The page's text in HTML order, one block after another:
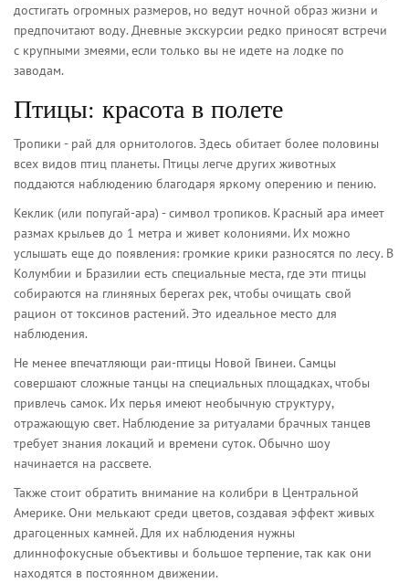
достигать огромных размеров, но ведут ночной образ жизни и
предпочитают воду. Дневные экскурсии редко приносят встречи
с крупными змеями, если только вы не идете на лодке по
заводам.
Птицы: красота в полете
Тропики - рай для орнитологов. Здесь обитает более половины
всех видов птиц планеты. Птицы легче других животных
поддаются наблюдению благодаря яркому оперению и пению.
Кеклик (или попугай-ара) - символ тропиков. Красный ара имеет
размах крыльев до 1 метра и живет колониями. Их можно
услышать еще до появления: громкие крики разносятся по лесу. В
Колумбии и Бразилии есть специальные места, где эти птицы
собираются на глиняных берегах рек, чтобы очищать свой
рацион от токсинов растений. Это идеальное место для
наблюдения.
Не менее впечатляющи раи-птицы Новой Гвинеи. Самцы
совершают сложные танцы на специальных площадках, чтобы
привлечь самок. Их перья имеют необычную структуру,
отражающую свет. Наблюдение за ритуалами брачных танцев
требует знания локаций и времени суток. Обычно шоу
начинается на рассвете.
Также стоит обратить внимание на колибри в Центральной
Америке. Они мелькают среди цветов, создавая эффект живых
драгоценных камней. Для их наблюдения нужны
длиннофокусные объективы и большое терпение, так как они
находятся в постоянном движении.